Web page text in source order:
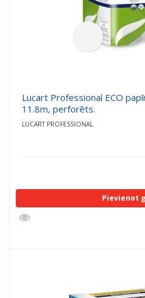
Lucart Professional ECO
11.8m, perforēts.
LUCART PROFESSIONAL
Pievienot